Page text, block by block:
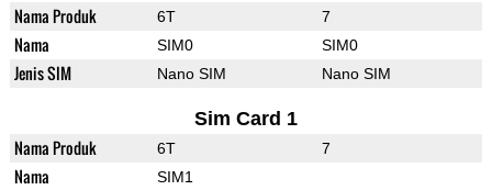
Nama Produk 6T 7
Nama SIM0 SIM0
Jenis SIM Nano SIM Nano SIM
Sim Card 1
Nama Produk 6T 7
Nama SIM1